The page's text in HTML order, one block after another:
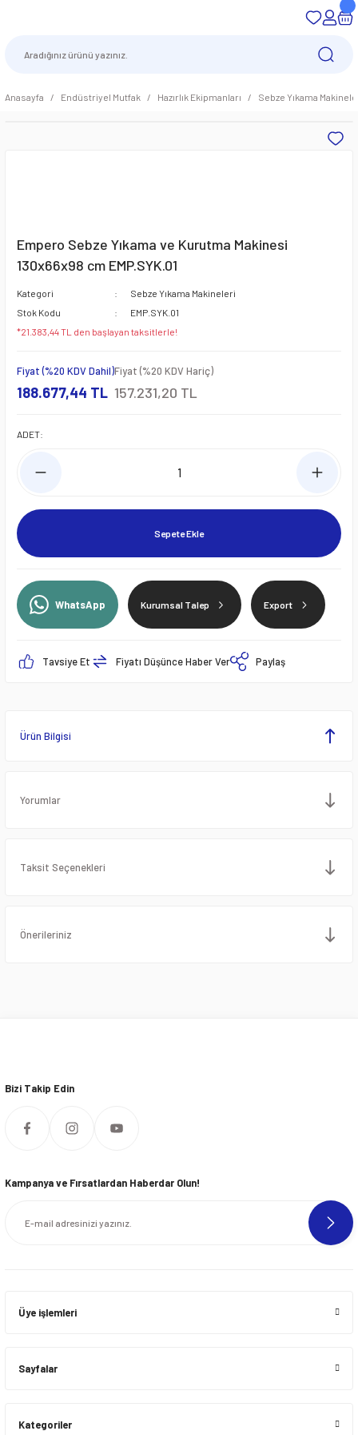
Anasayfa Endüstriyel Mutfak Hazırlık Ekipmanları Sebze Yıkama
Empero Sebze Yıkama ve Kurutma Makinesi
130x66x98 cm EMP.SYK.01
Kategori
Sebze Yıkama Makineleri
Stok Kodu
EMP.SYK.01
*21.383,44 TL den başlayan taksitlerle!
Fiyat (%20 KDV Dahil)
188.677,44 TL
Fiyat (%20 KDV Hariç)
157.231,20 TL
ADET:
Sepete Ekle
WhatsApp Kurumsal Talep Export
Tavsiye Et Fiyatı Düşünce Haber Ver Paylaş
Ürün Bilgisi
Yorumlar
Taksit Seçenekleri
Önerileriniz
Bizi Takip Edin
Kampanya ve Fırsatlardan Haberdar Olun!
Üye işlemleri
Sayfalar
Kategoriler